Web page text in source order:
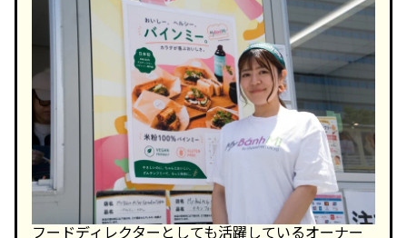
フードディレクターとしても活躍しているオーナー